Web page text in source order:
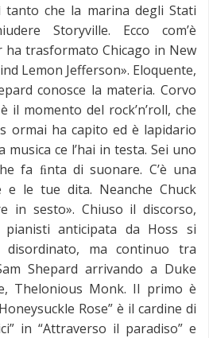
tanto che la marina degli Stati
Storyville. Ecco com’è
ha trasformato Chicago in New
Lemon Jefferson». Eloquente,
conosce la materia. Corvo
il momento del rock’n’roll, che
ormai ha capito ed è lapidario
musica ce l’hai in testa. Sei uno
fa ﬁnta di suonare. C’è una
le tue dita. Neanche Chuck
in sesto». Chiuso il discorso,
anticipata da Hoss si
ma continuo tra
Shepard arrivando a Duke
Thelonious Monk. Il primo è
Rose” è il cardine di
in “Attraverso il paradiso” e